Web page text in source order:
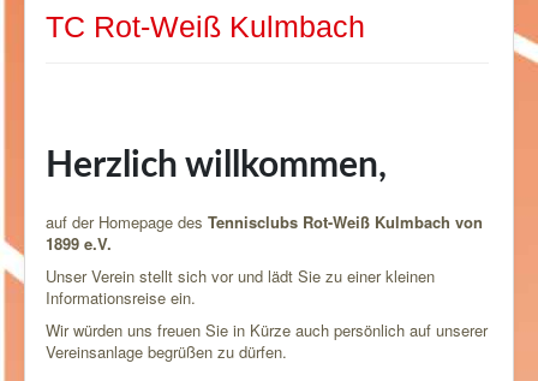
TC Rot-Weiß Kulmbach
Herzlich willkommen,
auf der Homepage des Tennisclubs Rot-Weiß Kulmbach von
1899 e.V.
Unser Verein stellt sich vor und lädt Sie zu einer kleinen
Informationsreise ein.
Wir würden uns freuen Sie in Kürze auch persönlich auf unserer
Vereinsanlage begrüßen zu dürfen.